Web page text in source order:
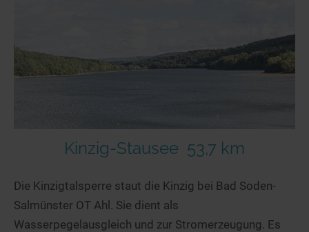
Kinzig-Stausee 53,7 km
Die Kinzigtalsperre staut die Kinzig bei Bad Soden-
Salmünster OT Ahl. Sie dient als
Wasserpegelausgleich und zur Stromerzeugung. Es